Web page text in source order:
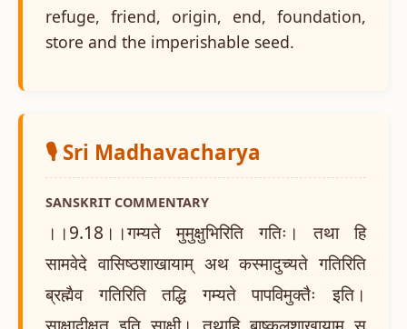
refuge, friend, origin, end, foundation,
store and the imperishable seed.
🎙️ Sri Madhavacharya
SANSKRIT COMMENTARY
।।9.18।।गम्यते मुमुक्षुभिरिति गतिः। तथा हि
सामवेदे वासिष्ठशाखायाम् अथ कस्मादुच्यते गतिरिति
ब्रह्मैव गतिरिति तद्धि गम्यते पापविमुक्तैः इति।